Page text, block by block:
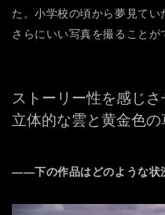
た。小学校の頃から夢見てい
さらにいい写真を撮ることが
ストーリー性を感じさ
立体的な雲と黄金色
――下の作品はどのような状